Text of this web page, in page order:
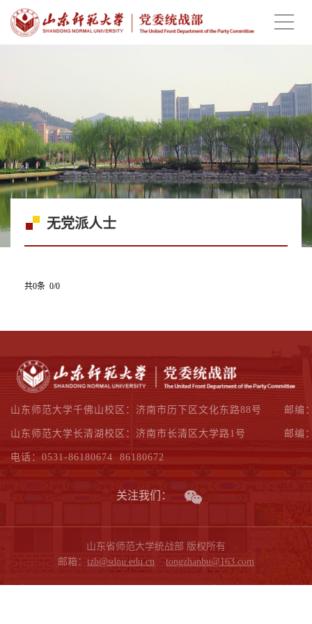
无党派人士
共0条 0/0
山东师范大学千佛山校区：济南市历下区文化东路88号 邮编
山东师范大学长清湖校区：济南市长清区大学路1号 邮编
电话：0531-86180674 86180672
关注我们：
山东省师范大学统战部 版权所有
邮箱： tzb@sdnu.edu.cn tongzhanbu@163.com